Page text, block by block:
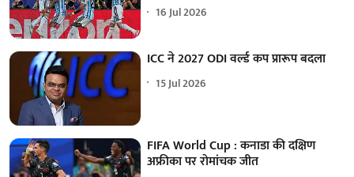
16 Jul 2026
ICC ने 2027 ODI वर्ल्ड कप प्रारूप बदला
15 Jul 2026
FIFA World Cup : कनाडा की दक्षिण
अफ्रीका पर रोमांचक जीत